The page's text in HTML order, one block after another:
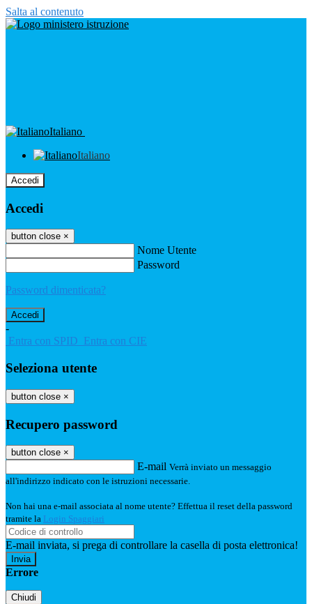
Salta al contenuto
Italiano
Italiano
Accedi
Accedi
button close ×
Nome Utente
Password
Password dimenticata?
-
Entra con SPID Entra con CIE
Seleziona utente
button close ×
Recupero password
button close ×
E-mail Verrà inviato un messaggio
all'indirizzo indicato con le istruzioni necessarie.
Non hai una e-mail associata al nome utente? Effettua il reset della password
tramite la Login Spaggiari
E-mail inviata, si prega di controllare la casella di posta elettronica!
Errore
Chiudi